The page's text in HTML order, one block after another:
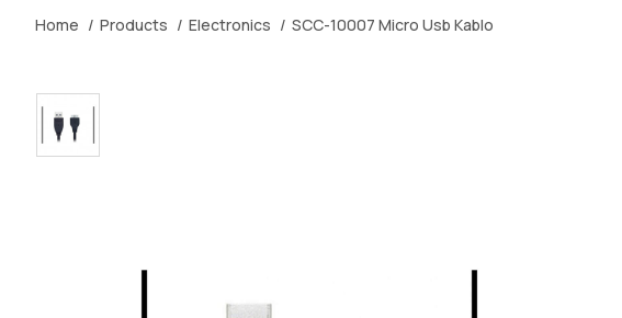
Home Products Electronics SCC-10007 Micro Usb Kablo